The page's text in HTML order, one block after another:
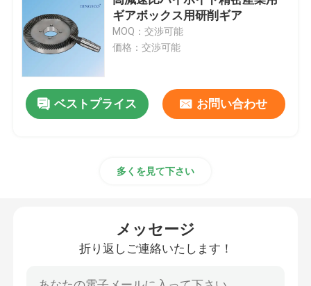
オーダーメイド産業用ギア
磨き具
ハイポイドギア
ギアボックス用研削ギア
MOQ：交渉可能
価格：交渉可能
ベストプライス お問い合わせ
多くを見て下さい
メッセージ
折り返しご連絡いたします！